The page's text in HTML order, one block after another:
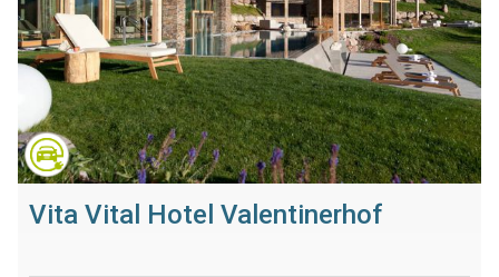
Vita Vital Hotel Valentinerhof